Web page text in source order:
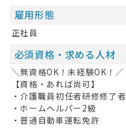
雇用形態
正社員
必須資格・求める人材
＼無資格OK！未経験OK！／
【資格・あれば尚可】
・介護職員初任者研修修了者
・ホームヘルパー2級
・普通自動車運転免許